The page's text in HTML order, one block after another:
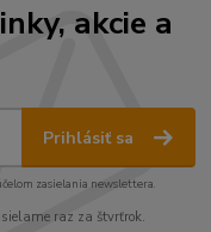
akcie a
Prihlásiť sa
zasielania newslettera.
raz za štvrťrok.